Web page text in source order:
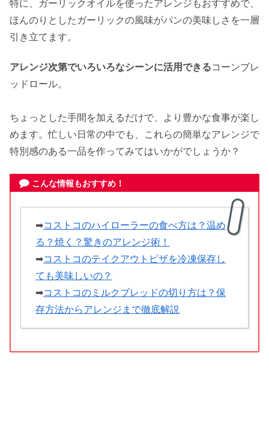
特に、ガーリックオイルを使ったアレンジもおすすめで、
ほんのりとしたガーリックの風味がパンの美味しさを一層
引き立てます。
アレンジ次第でいろいろなシーンに活用できるコーンブレ
ッドロール。
ちょっとした手間を加えるだけで、より豊かな食事が楽し
めます。忙しい日常の中でも、これらの簡単なアレンジで
特別感のある一品を作ってみてはいかがでしょうか？
こんな情報もおすすめ！
➡コストコのハイローラーの食べ方は？温め
る？焼く？驚きのアレンジ術！
➡コストコのテイクアウトピザを冷凍保存し
ても美味しいの？
➡コストコのミルクブレッドの切り方は？保
存方法からアレンジまで徹底解説